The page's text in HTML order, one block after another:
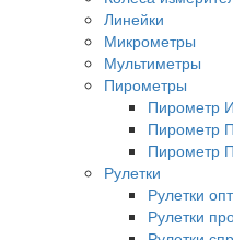
Линейки
Микрометры
Мультиметры
Пирометры
Пирометр
Пирометр
Пирометр
Рулетки
Рулетки
Рулетки